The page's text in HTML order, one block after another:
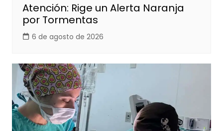
Atención: Rige un Alerta Naranja
por Tormentas
6 de agosto de 2026